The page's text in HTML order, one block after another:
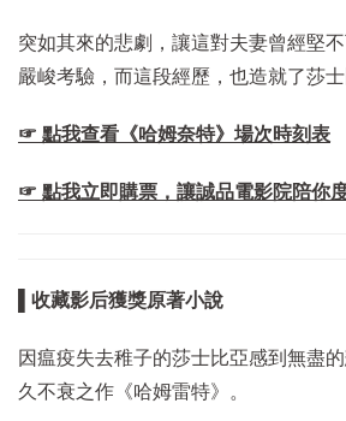
突如其來的悲劇，讓這對夫妻曾經堅
嚴峻考驗，而這段經歷，也造就了莎士
☞ 點我查看《哈姆奈特》場次時刻表
☞ 點我立即購票，讓誠品電影院陪你
▌收藏影后獲獎原著小說
因瘟疫失去稚子的莎士比亞感到無盡
久不衰之作《哈姆雷特》。